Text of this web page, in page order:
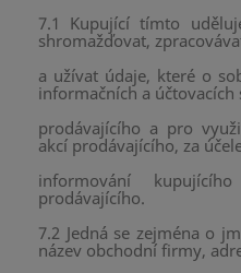
7.1 Kupující tímto
shromažďovat,
a užívat údaje, které o
informačních a účtovacích
prodávajícího a pro
akcí prodávajícího, za
informování
prodávajícího.
7.2 Jedná se zejména o
název obchodní firmy,